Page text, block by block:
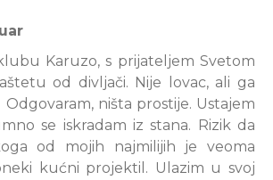
Karuzo, s prijateljem Svetom
od divljači. Nije lovac, ali ga
ništa prostije. Ustajem
se iskradam iz stana. Rizik da
od mojih najmilijih je veoma
kućni projektil. Ulazim u svoj